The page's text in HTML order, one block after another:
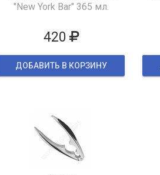
"New York Bar" 365 мл.
420
ДОБАВИТЬ В КОРЗИНУ